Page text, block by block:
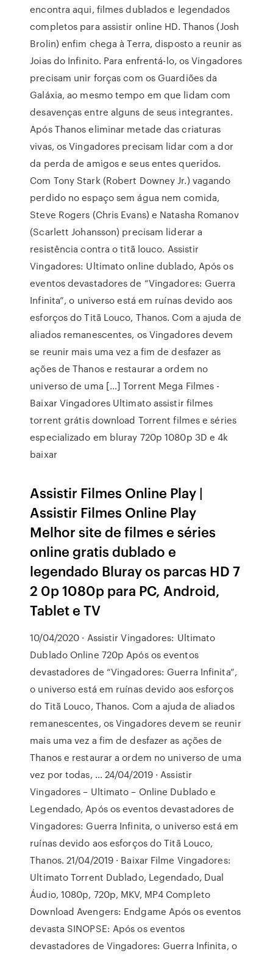
encontra aqui, filmes dublados e legendados
completos para assistir online HD. Thanos (Josh
Brolin) enfim chega à Terra, disposto a reunir as
Joias do Infinito. Para enfrentá-lo, os Vingadores
precisam unir forças com os Guardiões da
Galáxia, ao mesmo tempo em que lidam com
desavenças entre alguns de seus integrantes.
Após Thanos eliminar metade das criaturas
vivas, os Vingadores precisam lidar com a dor
da perda de amigos e seus entes queridos.
Com Tony Stark (Robert Downey Jr.) vagando
perdido no espaço sem água nem comida,
Steve Rogers (Chris Evans) e Natasha Romanov
(Scarlett Johansson) precisam liderar a
resistência contra o titã louco. Assistir
Vingadores: Ultimato online dublado, Após os
eventos devastadores de “Vingadores: Guerra
Infinita”, o universo está em ruínas devido aos
esforços do Titã Louco, Thanos. Com a ajuda de
aliados remanescentes, os Vingadores devem
se reunir mais uma vez a fim de desfazer as
ações de Thanos e restaurar a ordem no
universo de uma […] Torrent Mega Filmes -
Baixar Vingadores Ultimato assistir filmes
torrent grátis download Torrent filmes e séries
especializado em bluray 720p 1080p 3D e 4k
baixar
Assistir Filmes Online Play |
Assistir Filmes Online Play
Melhor site de filmes e séries
online gratis dublado e
legendado Bluray os parcas HD 7
2 0p 1080p para PC, Android,
Tablet e TV
10/04/2020 · Assistir Vingadores: Ultimato
Dublado Online 720p Após os eventos
devastadores de “Vingadores: Guerra Infinita”,
o universo está em ruínas devido aos esforços
do Titã Louco, Thanos. Com a ajuda de aliados
remanescentes, os Vingadores devem se reunir
mais uma vez a fim de desfazer as ações de
Thanos e restaurar a ordem no universo de uma
vez por todas, … 24/04/2019 · Assistir
Vingadores – Ultimato – Online Dublado e
Legendado, Após os eventos devastadores de
Vingadores: Guerra Infinita, o universo está em
ruínas devido aos esforços do Titã Louco,
Thanos. 21/04/2019 · Baixar Filme Vingadores:
Ultimato Torrent Dublado, Legendado, Dual
Áudio, 1080p, 720p, MKV, MP4 Completo
Download Avengers: Endgame Após os eventos
devasta SINOPSE: Após os eventos
devastadores de Vingadores: Guerra Infinita, o